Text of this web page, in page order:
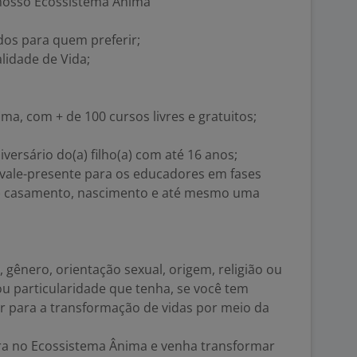
para quem preferir;
de Vida;
com + de 100 cursos livres e gratuitos;
do(a) filho(a) com até 16 anos;
presente para os educadores em fases
nascimento e até mesmo uma
gênero, orientação sexual, origem, religião ou
particularidade que tenha, se você tem
para a transformação de vidas por meio da
no Ecossistema Ânima e venha transformar